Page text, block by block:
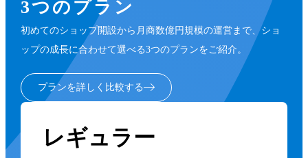
3つのプラン
初めてのショップ開設から月商数億円規模の運営まで、ショ
ップの成長に合わせて選べる3つのプランをご紹介。
プランを詳しく比較する
レギュラー